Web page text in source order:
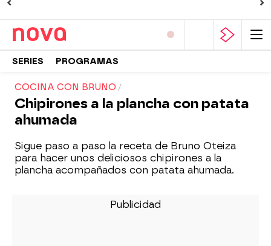
SERIES PROGRAMAS
COCINA CON BRUNO
Chipirones a la plancha con patata
ahumada
Sigue paso a paso la receta de Bruno Oteiza
para hacer unos deliciosos chipirones a la
plancha acompañados con patata ahumada.